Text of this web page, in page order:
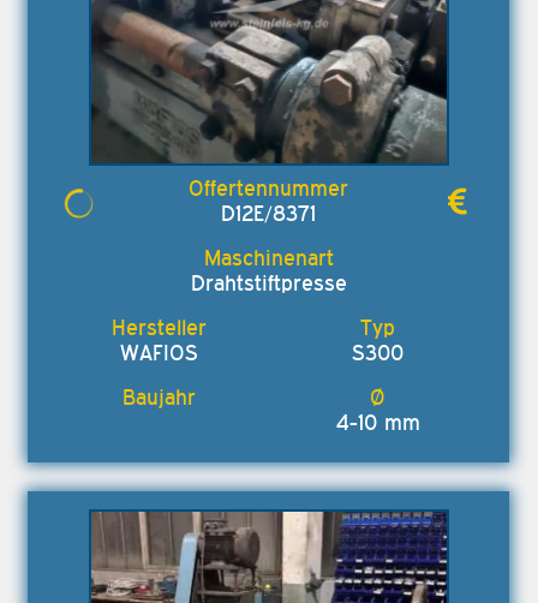
D12E/8371
Drahtstiftpresse
WAFIOS S300
4-10 mm